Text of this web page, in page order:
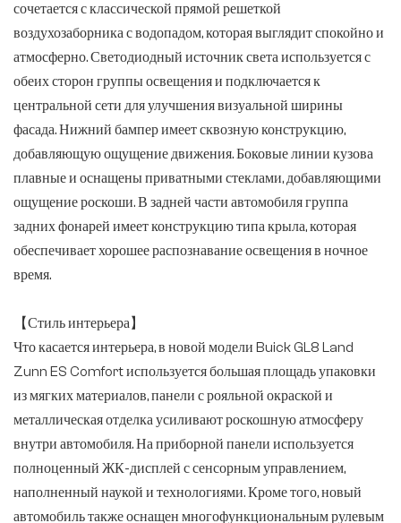
сочетается с классической прямой решеткой
воздухозаборника с водопадом, которая выглядит спокойно и
атмосферно. Светодиодный источник света используется с
обеих сторон группы освещения и подключается к
центральной сети для улучшения визуальной ширины
фасада. Нижний бампер имеет сквозную конструкцию,
добавляющую ощущение движения. Боковые линии кузова
плавные и оснащены приватными стеклами, добавляющими
ощущение роскоши. В задней части автомобиля группа
задних фонарей имеет конструкцию типа крыла, которая
обеспечивает хорошее распознавание освещения в ночное
время.
【Стиль интерьера】
Что касается интерьера, в новой модели Buick GL8 Land
Zunn ES Comfort используется большая площадь упаковки
из мягких материалов, панели с рояльной окраской и
металлическая отделка усиливают роскошную атмосферу
внутри автомобиля. На приборной панели используется
полноценный ЖК-дисплей с сенсорным управлением,
наполненный наукой и технологиями. Кроме того, новый
автомобиль также оснащен многофункциональным рулевым